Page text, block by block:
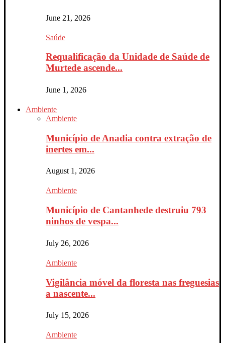
June 21, 2026
Saúde
Requalificação da Unidade de Saúde de
Murtede ascende...
June 1, 2026
Ambiente
Ambiente
Município de Anadia contra extração de
inertes em...
August 1, 2026
Ambiente
Município de Cantanhede destruiu 793
ninhos de vespa...
July 26, 2026
Ambiente
Vigilância móvel da floresta nas freguesias
a nascente...
July 15, 2026
Ambiente